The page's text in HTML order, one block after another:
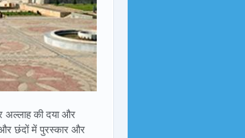
अल्लाह की दया और
और छंदों में पुरस्कार और